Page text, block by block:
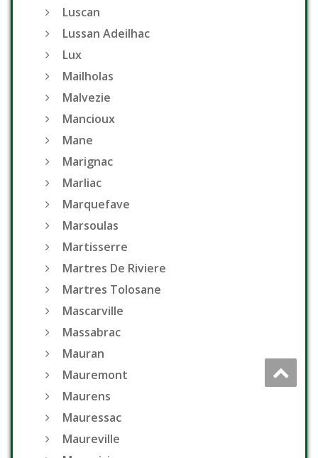
Luscan
Lussan Adeilhac
Lux
Mailholas
Malvezie
Mancioux
Mane
Marignac
Marliac
Marquefave
Marsoulas
Martisserre
Martres De Riviere
Martres Tolosane
Mascarville
Massabrac
Mauran
Mauremont
Maurens
Mauressac
Maureville